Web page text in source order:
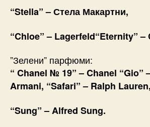
“Stella” – Стела Макартни,
“Chloe” – Lagerfeld“Eternity”
”Зелени” парфюми:
“ Chanel № 19” – Chanel “Gio”
Armani, “Safari” – Ralph Lauren,
“Sung” – Alfred Sung.